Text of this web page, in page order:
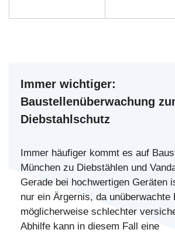
Immer wichtiger:
Baustellenüberwachung
Diebstahlschutz
Immer häufiger kommt es auf
München zu Diebstählen und
Gerade bei hochwertigen Geräten
nur ein Ärgernis, da unüberwachte
möglicherweise schlechter
Abhilfe kann in diesem Fall eine